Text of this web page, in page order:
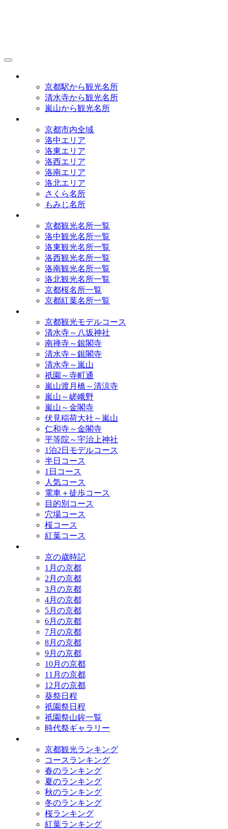
京都駅から観光名所
清水寺から観光名所
嵐山から観光名所
京都市内全域
洛中エリア
洛東エリア
洛西エリア
洛南エリア
洛北エリア
さくら名所
もみじ名所
京都観光名所一覧
洛中観光名所一覧
洛東観光名所一覧
洛西観光名所一覧
洛南観光名所一覧
洛北観光名所一覧
京都桜名所一覧
京都紅葉名所一覧
京都観光モデルコース
清水寺～八坂神社
南禅寺～銀閣寺
清水寺～銀閣寺
清水寺～嵐山
祇園～寺町通
嵐山渡月橋～清涼寺
嵐山～嵯峨野
嵐山～金閣寺
伏見稲荷大社～嵐山
仁和寺～金閣寺
平等院～宇治上神社
1泊2日モデルコース
半日コース
1日コース
人気コース
電車＋徒歩コース
目的別コース
穴場コース
桜コース
紅葉コース
京の歳時記
1月の京都
2月の京都
3月の京都
4月の京都
5月の京都
6月の京都
7月の京都
8月の京都
9月の京都
10月の京都
11月の京都
12月の京都
葵祭日程
祇園祭日程
祇園祭山鉾一覧
時代祭ギャラリー
京都観光ランキング
コースランキング
春のランキング
夏のランキング
秋のランキング
冬のランキング
桜ランキング
紅葉ランキング